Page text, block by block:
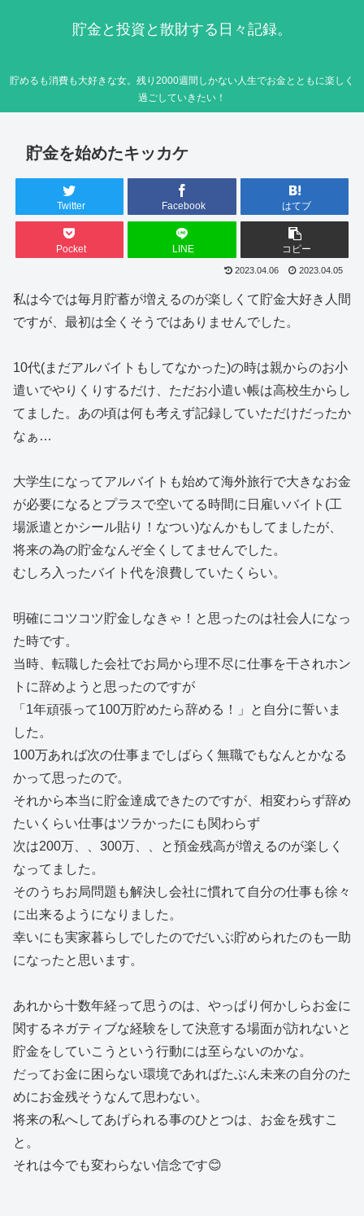
貯金と投資と散財する日々記録。
貯めるも消費も大好きな女。残り2000週間しかない人生でお金とともに楽しく
過ごしていきたい！
貯金を始めたキッカケ
Twitter Facebook はてブ
Pocket LINE コピー
2023.04.06 2023.04.05
私は今では毎月貯蓄が増えるのが楽しくて貯金大好き人間
ですが、最初は全くそうではありませんでした。
10代(まだアルバイトもしてなかった)の時は親からのお小
遣いでやりくりするだけ、ただお小遣い帳は高校生からし
てました。あの頃は何も考えず記録していただけだったか
なぁ…
大学生になってアルバイトも始めて海外旅行で大きなお金
が必要になるとプラスで空いてる時間に日雇いバイト(工
場派遣とかシール貼り！なつい)なんかもしてましたが、
将来の為の貯金なんぞ全くしてませんでした。
むしろ入ったバイト代を浪費していたくらい。
明確にコツコツ貯金しなきゃ！と思ったのは社会人になっ
た時です。
当時、転職した会社でお局から理不尽に仕事を干されホン
トに辞めようと思ったのですが
「1年頑張って100万貯めたら辞める！」と自分に誓いま
した。
100万あれば次の仕事までしばらく無職でもなんとかなる
かって思ったので。
それから本当に貯金達成できたのですが、相変わらず辞め
たいくらい仕事はツラかったにも関わらず
次は200万、、300万、、と預金残高が増えるのが楽しく
なってました。
そのうちお局問題も解決し会社に慣れて自分の仕事も徐々
に出来るようになりました。
幸いにも実家暮らしでしたのでだいぶ貯められたのも一助
になったと思います。
あれから十数年経って思うのは、やっぱり何かしらお金に
関するネガティブな経験をして決意する場面が訪れないと
貯金をしていこうという行動には至らないのかな。
だってお金に困らない環境であればたぶん未来の自分のた
めにお金残そうなんて思わない。
将来の私へしてあげられる事のひとつは、お金を残すこ
と。
それは今でも変わらない信念です😊